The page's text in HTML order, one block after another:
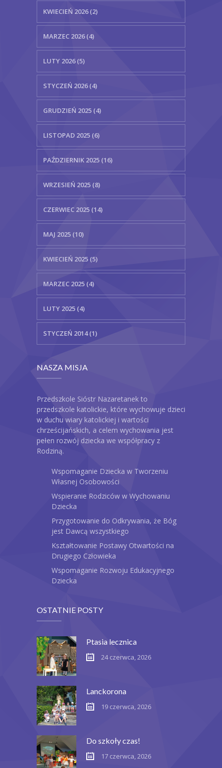
KWIECIEŃ 2026 (2)
MARZEC 2026 (4)
LUTY 2026 (5)
STYCZEŃ 2026 (4)
GRUDZIEŃ 2025 (4)
LISTOPAD 2025 (6)
PAŹDZIERNIK 2025 (16)
WRZESIEŃ 2025 (8)
CZERWIEC 2025 (14)
MAJ 2025 (10)
KWIECIEŃ 2025 (5)
MARZEC 2025 (4)
LUTY 2025 (4)
STYCZEŃ 2014 (1)
NASZA MISJA
Przedszkole Sióstr Nazaretanek to
przedszkole katolickie, które wychowuje dzieci
w duchu wiary katolickiej i wartości
chrześcijańskich, a celem wychowania jest
pełen rozwój dziecka we współpracy z
Rodziną.
Wspomaganie Dziecka w Tworzeniu
Własnej Osobowości
Wspieranie Rodziców w Wychowaniu
Dziecka
Przygotowanie do Odkrywania, że Bóg
jest Dawcą wszystkiego
Kształtowanie Postawy Otwartości na
Drugiego Człowieka
Wspomaganie Rozwoju Edukacyjnego
Dziecka
OSTATNIE POSTY
Ptasia lecznica
24 czerwca, 2026
Lanckorona
19 czerwca, 2026
Do szkoły czas!
17 czerwca, 2026